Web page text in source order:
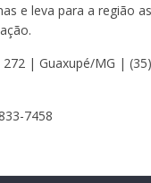
e leva para a região
272 | Guaxupé/MG |
7458